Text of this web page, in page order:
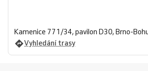
Kamenice 771/34, pavilon D30, Brno-
Vyhledání trasy